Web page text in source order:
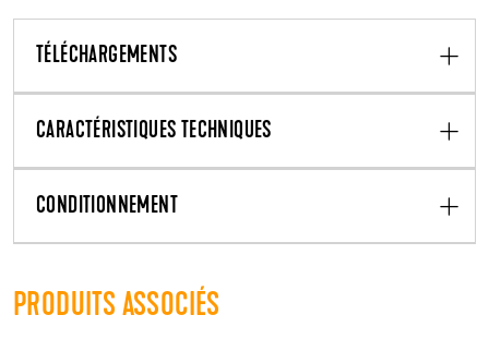
TÉLÉCHARGEMENTS
CARACTÉRISTIQUES TECHNIQUES
CONDITIONNEMENT
PRODUITS ASSOCIÉS